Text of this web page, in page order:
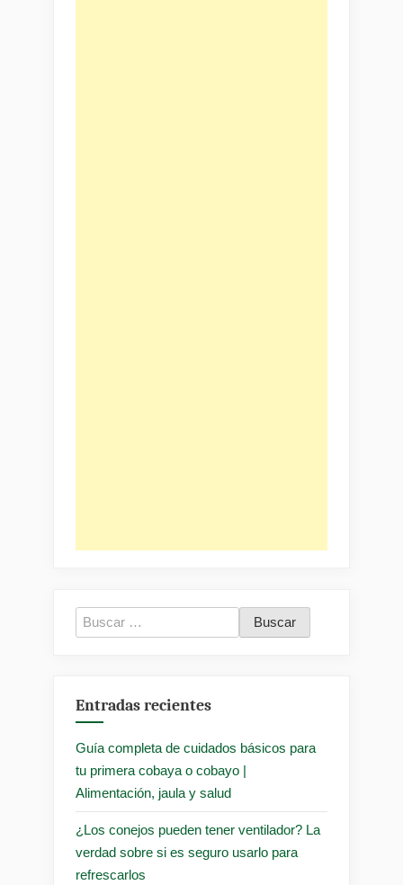
Buscar:
Entradas recientes
Guía completa de cuidados básicos para
tu primera cobaya o cobayo |
Alimentación, jaula y salud
¿Los conejos pueden tener ventilador? La
verdad sobre si es seguro usarlo para
refrescarlos